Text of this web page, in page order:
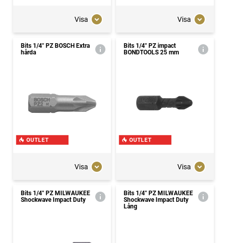
Visa Visa
Bits 1/4" PZ BOSCH Extra
hårda
OUTLET
Visa
Bits 1/4" PZ impact
BONDTOOLS 25 mm
OUTLET
Visa
Bits 1/4" PZ MILWAUKEE
Shockwave Impact Duty
Bits 1/4" PZ MILWAUKEE
Shockwave Impact Duty
Lång